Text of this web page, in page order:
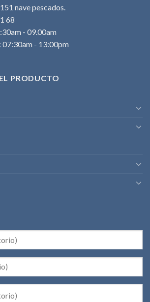
nave pescados.
68
- 09.00am
07:30am - 13:00pm
PRODUCTO